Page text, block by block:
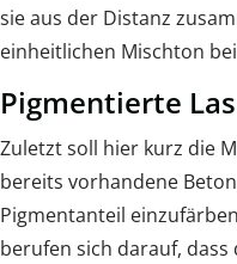
sie aus der Distanz
einheitlichen Mischton
Pigmentierte
Zuletzt soll hier kurz die
bereits vorhandene
Pigmentanteil
berufen sich darauf,